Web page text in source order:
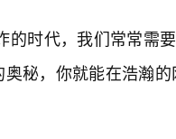
的时代，我们常常需
奥秘，你就能在浩瀚